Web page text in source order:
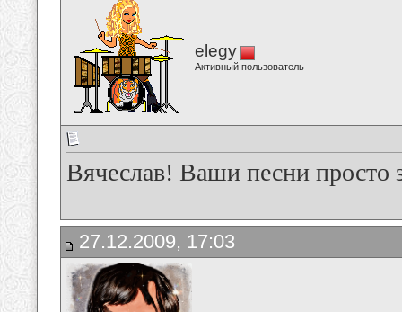
elegy
Активный пользователь
Вячеслав! Ваши песни просто
27.12.2009, 17:03